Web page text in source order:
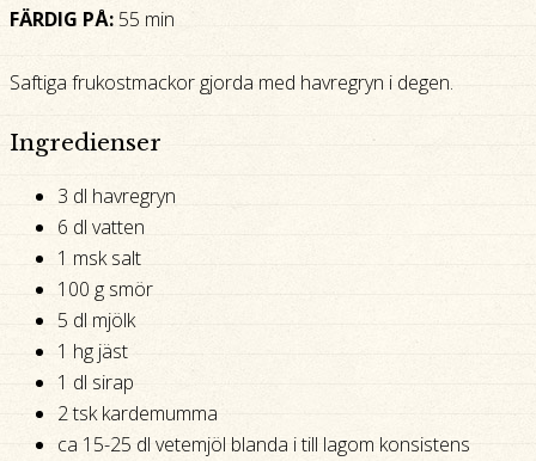
FÄRDIG PÅ: 55 min
Saftiga frukostmackor gjorda med havregryn i degen.
Ingredienser
3 dl havregryn
6 dl vatten
1 msk salt
100 g smör
5 dl mjölk
1 hg jäst
1 dl sirap
2 tsk kardemumma
ca 15-25 dl vetemjöl blanda i till lagom konsistens